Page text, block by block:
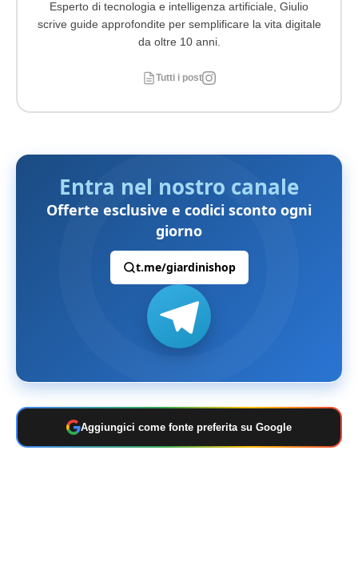
Esperto di tecnologia e intelligenza artificiale, Giulio
scrive guide approfondite per semplificare la vita digitale
da oltre 10 anni.
Tutti i post
Entra nel nostro canale
Offerte esclusive e codici sconto ogni
giorno
t.me/giardinishop
Aggiungici come fonte preferita su Google